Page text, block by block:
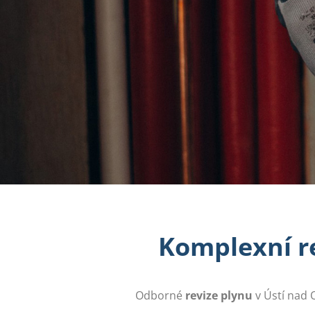
Komplexní
Odborné revize plynu v Ústí nad